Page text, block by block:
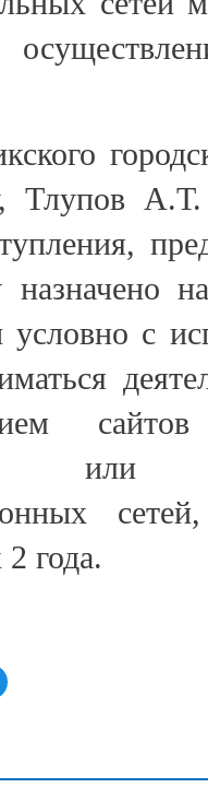
Тлупов
с
или
года.